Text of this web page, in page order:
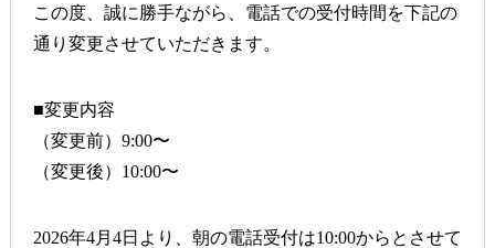
この度、誠に勝手ながら、電話での受付時間を下記の
通り変更させていただきます。
■変更内容
（変更前）9:00〜
（変更後） 10:00〜
2026年4月4日より、 朝の電話受付は10:00から とさせて